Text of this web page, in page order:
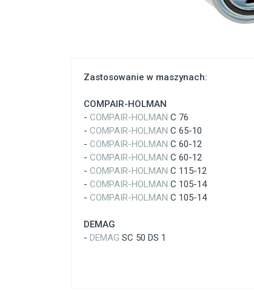
Zastosowanie w maszynach:
COMPAIR-HOLMAN
- COMPAIR-HOLMAN C 76
- COMPAIR-HOLMAN C 65-10
- COMPAIR-HOLMAN C 60-12
- COMPAIR-HOLMAN C 60-12
- COMPAIR-HOLMAN C 115-12
- COMPAIR-HOLMAN C 105-14
- COMPAIR-HOLMAN C 105-14
DEMAG
- DEMAG SC 50 DS 1